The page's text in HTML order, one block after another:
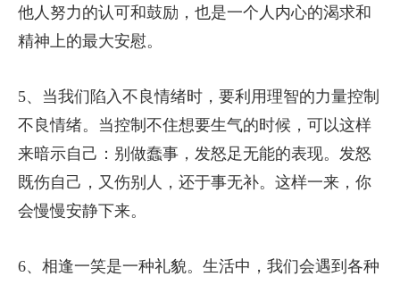
他人努力的认可和鼓励，也是一个人内心的渴求和
精神上的最大安慰。
5、当我们陷入不良情绪时，要利用理智的力量控制
不良情绪。当控制不住想要生气的时候，可以这样
来暗示自己：别做蠢事，发怒足无能的表现。发怒
既伤自己，又伤别人，还于事无补。这样一来，你
会慢慢安静下来。
6、相逢一笑是一种礼貌。生活中，我们会遇到各种